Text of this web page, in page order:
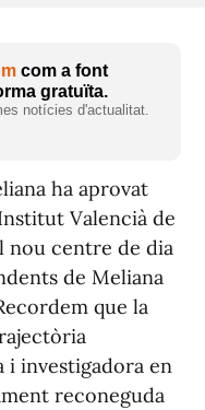
com a font
gratuïta.
notícies d'actualitat.
ha aprovat
Valencià de
nou centre de dia
de Meliana
que la
i investigadora en
reconeguda